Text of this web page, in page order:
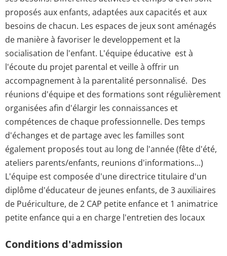
proposés aux enfants, adaptées aux capacités et aux
besoins de chacun. Les espaces de jeux sont aménagés
de manière à favoriser le developpement et la
socialisation de l'enfant. L'équipe éducative est à
l'écoute du projet parental et veille à offrir un
accompagnement à la parentalité personnalisé. Des
réunions d'équipe et des formations sont régulièrement
organisées afin d'élargir les connaissances et
compétences de chaque professionnelle. Des temps
d'échanges et de partage avec les familles sont
également proposés tout au long de l'année (fête d'été,
ateliers parents/enfants, reunions d'informations...)
L'équipe est composée d'une directrice titulaire d'un
diplôme d'éducateur de jeunes enfants, de 3 auxiliaires
de Puériculture, de 2 CAP petite enfance et 1 animatrice
petite enfance qui a en charge l'entretien des locaux
Conditions d'admission